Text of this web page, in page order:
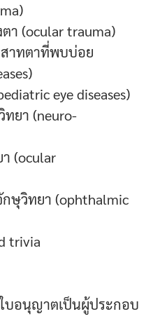
า (ocular trauma)
าทตาที่พบบ่อย
eye diseases)
ยา (neuro-
(ocular
ษุวิทยา (ophthalmic
trivia
บอนุญาตเป็นผู้ประกอบ